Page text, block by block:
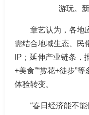
游玩。
章艺认为，各地
需结合地域生态、民
IP；延伸产业链条，
+美食”“赏花+徒步”
体验转变。
“春日经济能不